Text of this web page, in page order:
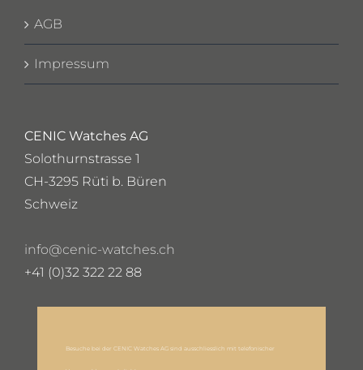
AGB
Impressum
CENIC Watches AG
Solothurnstrasse 1
CH-3295 Rüti b. Büren
Schweiz
info@cenic-watches.ch
+41 (0)32 322 22 88
Besuche bei der CENIC Watches AG sind ausschliesslich mit telefonischer